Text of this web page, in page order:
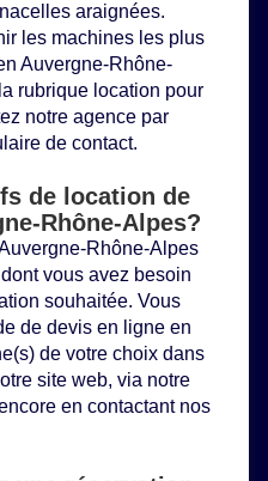
araignées.
les machines les plus
Auvergne-Rhône-
rubrique location pour
notre agence par
de contact.
de location de
Rhône-Alpes?
Rhône-Alpes
vous avez besoin
souhaitée. Vous
de devis en ligne en
de votre choix dans
site web, via notre
en contactant nos